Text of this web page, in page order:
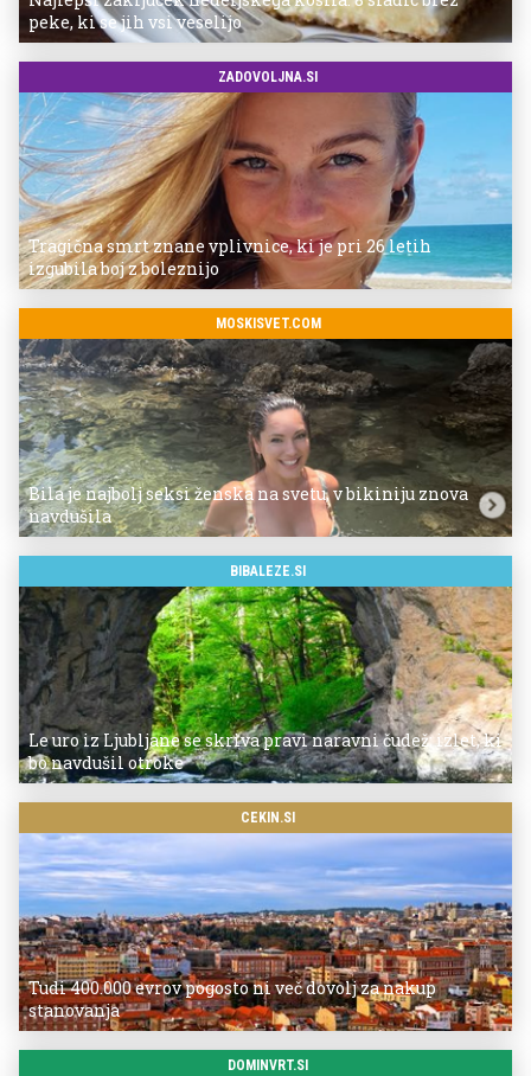
peke, ki se jih vsi veselijo
ZADOVOLJNA.SI
Tragična smrt znane vplivnice, ki je pri 26 letih
izgubila boj z boleznijo
MOSKISVET.COM
Bila je najbolj seksi ženska na svetu, v bikiniju znova
navdušila
BIBALEZE.SI
Le uro iz Ljubljane se skriva pravi naravni čudež: izlet, ki
bo navdušil otroke
CEKIN.SI
Tudi 400.000 evrov pogosto ni več dovolj za nakup
stanovanja
DOMINVRT.SI